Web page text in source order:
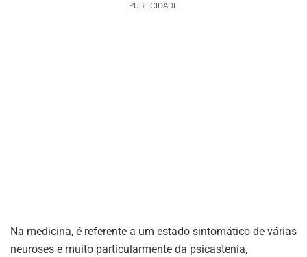
PUBLICIDADE
Na medicina, é referente a um estado sintomático de várias
neuroses e muito particularmente da psicastenia,